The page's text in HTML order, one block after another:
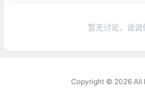
暂无讨论，说说
Copyright © 2026 All